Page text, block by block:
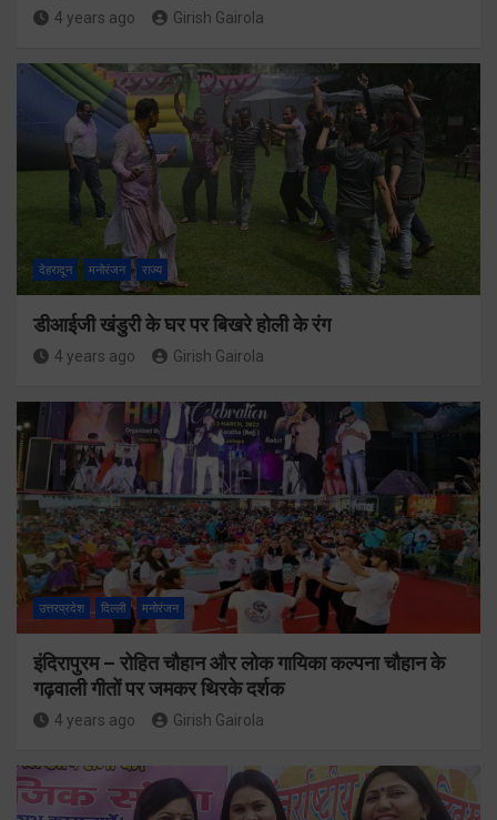
4 years ago Girish Gairola
देहरादून मनोरंजन राज्य
डीआईजी खंडुरी के घर पर बिखरे होली के रंग
4 years ago Girish Gairola
उत्तरप्रदेश दिल्ली मनोरंजन
इंदिरापुरम – रोहित चौहान और लोक गायिका कल्पना चौहान के
गढ़वाली गीतों पर जमकर थिरके दर्शक
4 years ago Girish Gairola